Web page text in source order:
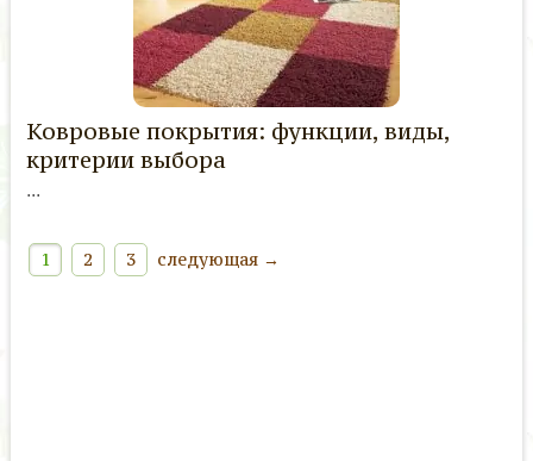
Ковровые покрытия: функции, виды,
критерии выбора
...
1 2 3 следующая →